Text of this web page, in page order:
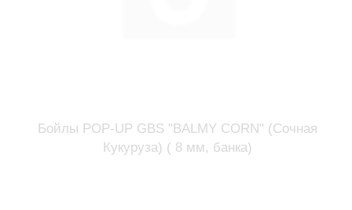
Бойлы POP-UP GBS "BALMY CORN" (Сочная
Кукуруза) ( 8 мм, банка)